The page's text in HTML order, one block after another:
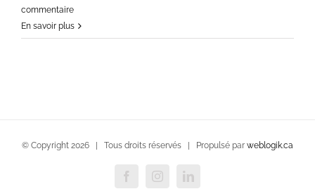
commentaire
En savoir plus
© Copyright 2026 | Tous droits réservés | Propulsé par weblogik.ca
FacebookInstagramLinkedIn